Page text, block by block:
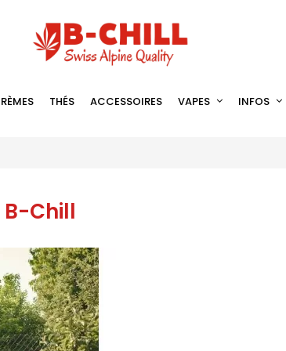
THÉS ACCESSOIRES VAPES INFOS
B-Chill